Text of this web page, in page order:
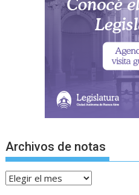
Archivos de notas
Archivos